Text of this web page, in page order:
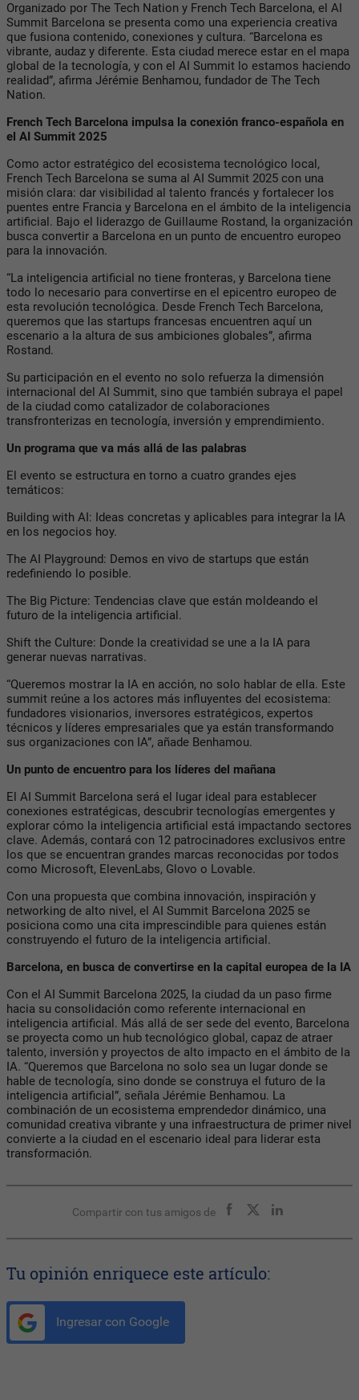
Organizado por The Tech Nation y French Tech Barcelona, el AI
Summit Barcelona se presenta como una experiencia creativa
que fusiona contenido, conexiones y cultura. “Barcelona es
vibrante, audaz y diferente. Esta ciudad merece estar en el mapa
global de la tecnología, y con el AI Summit lo estamos haciendo
realidad”, afirma Jérémie Benhamou, fundador de The Tech
Nation.
French Tech Barcelona impulsa la conexión franco-española en
el AI Summit 2025
Como actor estratégico del ecosistema tecnológico local,
French Tech Barcelona se suma al AI Summit 2025 con una
misión clara: dar visibilidad al talento francés y fortalecer los
puentes entre Francia y Barcelona en el ámbito de la inteligencia
artificial. Bajo el liderazgo de Guillaume Rostand, la organización
busca convertir a Barcelona en un punto de encuentro europeo
para la innovación.
“La inteligencia artificial no tiene fronteras, y Barcelona tiene
todo lo necesario para convertirse en el epicentro europeo de
esta revolución tecnológica. Desde French Tech Barcelona,
queremos que las startups francesas encuentren aquí un
escenario a la altura de sus ambiciones globales”, afirma
Rostand.
Su participación en el evento no solo refuerza la dimensión
internacional del AI Summit, sino que también subraya el papel
de la ciudad como catalizador de colaboraciones
transfronterizas en tecnología, inversión y emprendimiento.
Un programa que va más allá de las palabras
El evento se estructura en torno a cuatro grandes ejes
temáticos:
Building with AI: Ideas concretas y aplicables para integrar la IA
en los negocios hoy.
The AI Playground: Demos en vivo de startups que están
redefiniendo lo posible.
The Big Picture: Tendencias clave que están moldeando el
futuro de la inteligencia artificial.
Shift the Culture: Donde la creatividad se une a la IA para
generar nuevas narrativas.
“Queremos mostrar la IA en acción, no solo hablar de ella. Este
summit reúne a los actores más influyentes del ecosistema:
fundadores visionarios, inversores estratégicos, expertos
técnicos y líderes empresariales que ya están transformando
sus organizaciones con IA”, añade Benhamou.
Un punto de encuentro para los líderes del mañana
El AI Summit Barcelona será el lugar ideal para establecer
conexiones estratégicas, descubrir tecnologías emergentes y
explorar cómo la inteligencia artificial está impactando sectores
clave. Además, contará con 12 patrocinadores exclusivos entre
los que se encuentran grandes marcas reconocidas por todos
como Microsoft, ElevenLabs, Glovo o Lovable.
Con una propuesta que combina innovación, inspiración y
networking de alto nivel, el AI Summit Barcelona 2025 se
posiciona como una cita imprescindible para quienes están
construyendo el futuro de la inteligencia artificial.
Barcelona, en busca de convertirse en la capital europea de la IA
Con el AI Summit Barcelona 2025, la ciudad da un paso firme
hacia su consolidación como referente internacional en
inteligencia artificial. Más allá de ser sede del evento, Barcelona
se proyecta como un hub tecnológico global, capaz de atraer
talento, inversión y proyectos de alto impacto en el ámbito de la
IA. “Queremos que Barcelona no solo sea un lugar donde se
hable de tecnología, sino donde se construya el futuro de la
inteligencia artificial”, señala Jérémie Benhamou. La
combinación de un ecosistema emprendedor dinámico, una
comunidad creativa vibrante y una infraestructura de primer nivel
convierte a la ciudad en el escenario ideal para liderar esta
transformación.
Compartir con tus amigos de
Tu opinión enriquece este artículo:
Ingresar con Google